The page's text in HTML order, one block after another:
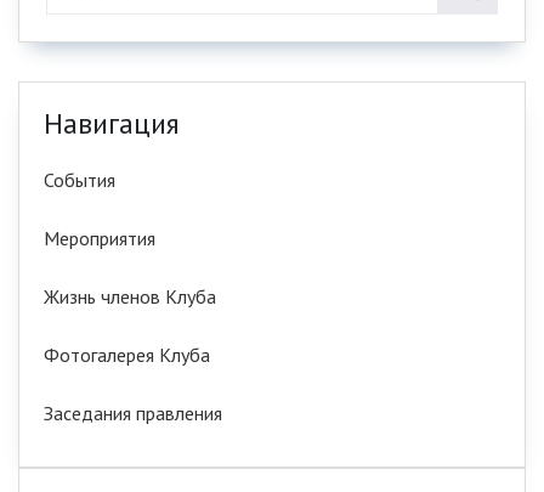
Навигация
События
Мероприятия
Жизнь членов Клуба
Фотогалерея Клуба
Заседания правления